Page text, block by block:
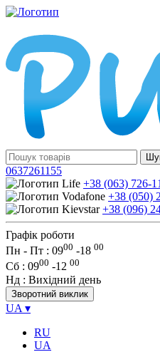
0637261155
+38 (063) 726-
+38 (050)
+38 (096)
Графік роботи
Пн - Пт : 0900 -18 00
Сб : 0900 -12 00
Нд : Вихідний день
Зворотний виклик
UA ▾
RU
UA